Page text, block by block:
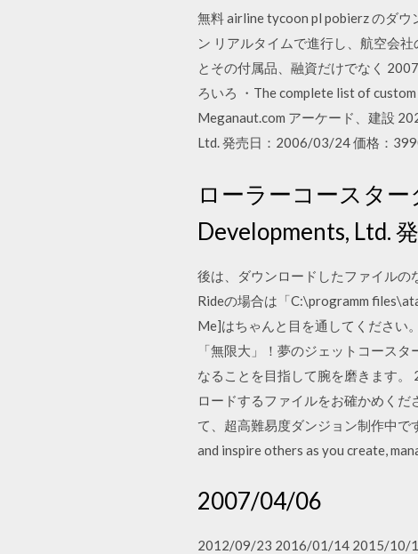
無料 airline tycoon pl pobierz のダウ
ン リアルタイムで進行し、航空会
とその付属品、融資だけでなく
ろいろ ・The complete list of
Meganaut.com アーケード、建設
Ltd. 発売日：2006/03/24 価格：
ローラーコースタ
Developments, Ltd.
後は、ダウンロードしたファイル
Rideの場合は「C:\programm
Me]はちゃんと目を通してください
「無限大」！夢のジェットコース
なることを目指して腕を磨きます
ロードするファイルをお確かめくだ
て、超高難易度ダンジョン制作中で
and inspire others as you create,
2007/04/06
2012/09/23 2016/01/14 2015/10/